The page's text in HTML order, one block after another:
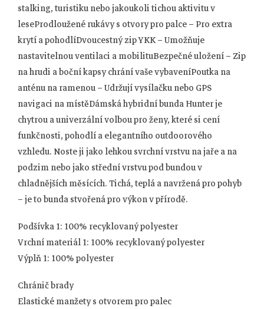
stalking, turistiku nebo jakoukoli tichou aktivitu v
leseProdloužené rukávy s otvory pro palce – Pro extra
krytí a pohodlíDvoucestný zip YKK – Umožňuje
nastavitelnou ventilaci a mobilituBezpečné uložení – Zip
na hrudi a boční kapsy chrání vaše vybaveníPoutka na
anténu na ramenou – Udržují vysílačku nebo GPS
navigaci na místěDámská hybridní bunda Hunter je
chytrou a univerzální volbou pro ženy, které si cení
funkčnosti, pohodlí a elegantního outdoorového
vzhledu. Noste ji jako lehkou svrchní vrstvu na jaře a na
podzim nebo jako střední vrstvu pod bundou v
chladnějších měsících. Tichá, teplá a navržená pro pohyb
– je to bunda stvořená pro výkon v přírodě.
Podšívka 1: 100% recyklovaný polyester
Vrchní materiál 1: 100% recyklovaný polyester
Výplň 1: 100% polyester
Chránič brady
Elastické manžety s otvorem pro palec